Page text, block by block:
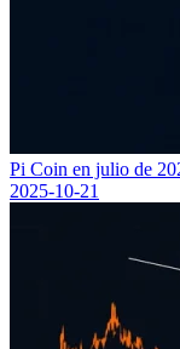
Pi Coin en julio de
2025-10-21